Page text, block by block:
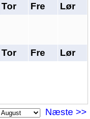
Tor
Fre
Lør
Tor Fre Lør
Næste >>